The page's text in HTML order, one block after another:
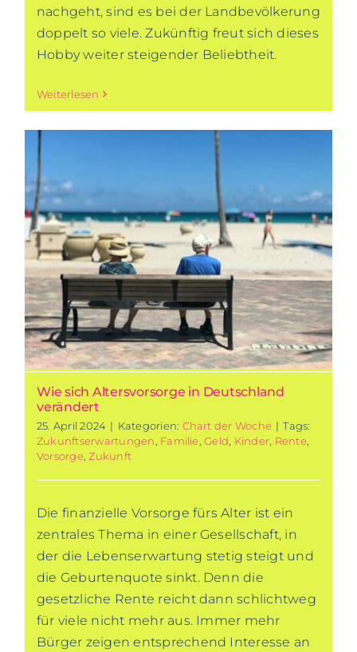
nachgeht, sind es bei der Landbevölkerung
doppelt so viele. Zukünftig freut sich dieses
Hobby weiter steigender Beliebtheit.
Weiterlesen
Wie sich Altersvorsorge in Deutschland
verändert
25. April 2024 | Kategorien: Chart der Woche | Tags:
Zukunftserwartungen Familie ,Geld Kinder Rente
Vorsorge ,Zukunft
Die finanzielle Vorsorge fürs Alter ist ein
zentrales Thema in einer Gesellschaft, in
der die Lebenserwartung stetig steigt und
die Geburtenquote sinkt. Denn die
gesetzliche Rente reicht dann schlichtweg
für viele nicht mehr aus. Immer mehr
Bürger zeigen entsprechend Interesse an